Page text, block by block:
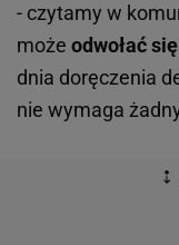
- czytamy w
może odwołać
dnia doręczenia
nie wymaga